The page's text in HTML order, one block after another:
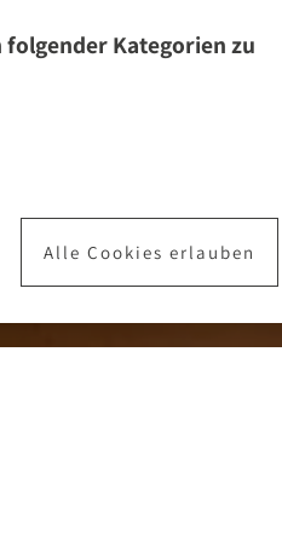
Kategorien zu
Alle Cookies erlauben